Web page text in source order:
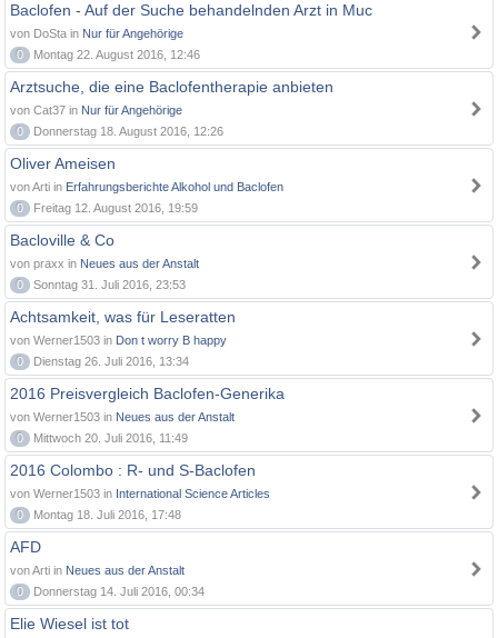
Baclofen - Auf der Suche behandelnden Arzt in Muc
von DoSta in Nur für Angehörige
0
Montag 22. August 2016, 12:46
Arztsuche, die eine Baclofentherapie anbieten
von Cat37 in Nur für Angehörige
0
Donnerstag 18. August 2016, 12:26
Oliver Ameisen
von Arti in Erfahrungsberichte Alkohol und Baclofen
0
Freitag 12. August 2016, 19:59
Bacloville & Co
von praxx in Neues aus der Anstalt
0
Sonntag 31. Juli 2016, 23:53
Achtsamkeit, was für Leseratten
von Werner1503 in Don t worry B happy
0
Dienstag 26. Juli 2016, 13:34
2016 Preisvergleich Baclofen-Generika
von Werner1503 in Neues aus der Anstalt
0
Mittwoch 20. Juli 2016, 11:49
2016 Colombo : R- und S-Baclofen
von Werner1503 in International Science Articles
0
Montag 18. Juli 2016, 17:48
AFD
von Arti in Neues aus der Anstalt
0
Donnerstag 14. Juli 2016, 00:34
Elie Wiesel ist tot